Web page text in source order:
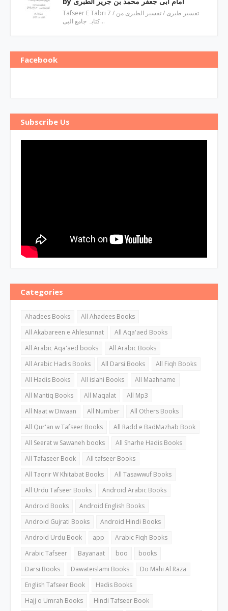
Tafseer E Tabri 7 / تفسیر طبری / تفسیر الطبری من
کتابہ جامع البی…
Facebook
Subscribe Us
Categories
Ahadees Books
All Ahadees Books
All Akabareen e Ahlesunnat
All Aqa'aed Books
All Arabic Aqa'aed books
All Arabic Books
All Arabic Hadis Books
All Darsi Books
All Fiqh Books
All Hadis Books
All islahi Books
All Maahname
All Mantiq Books
All Maqalat
All Mp3
All Naat w Diwaan
All Number
All Others Books
All Qur'an w Tafseer Books
All Radd e BadMazhab Book
All Seerat w Sawaneh books
All Sharhe Hadis Books
All Tafaseer Book
All tafseer Books
All Taqrir W Khitabat Books
All Tasawwuf Books
All Urdu Tafseer Books
Android Arabic Books
Android Books
Android English Books
Android Gujrati Books
Android Hindi Books
Android Urdu Book
app
Arabic Fiqh Books
Arabic Tafseer
Bayanaat boo
books
Darsi Books
Dawateislami Books
Do Mahi Al Raza
English Tafseer Book
Hadis Books
Hajj o Umrah Books
Hindi Tafseer Book